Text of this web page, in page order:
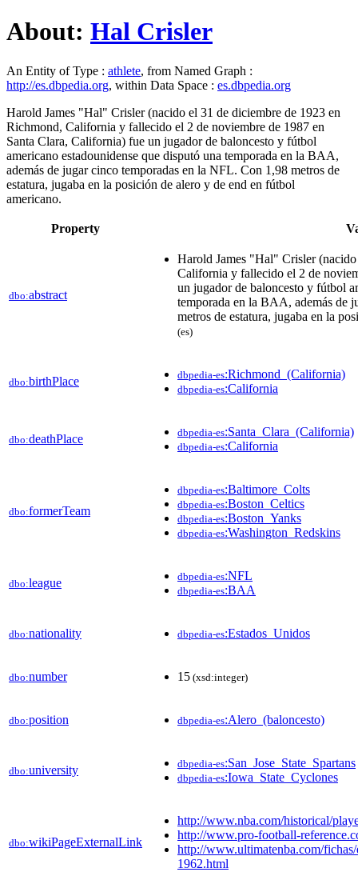
About: Hal Crisler
An Entity of Type : athlete, from Named Graph :
http://es.dbpedia.org, within Data Space : es.dbpedia.org
Harold James "Hal" Crisler (nacido el 31 de diciembre de 1923 en
Richmond, California y fallecido el 2 de noviembre de 1987 en
Santa Clara, California) fue un jugador de baloncesto y fútbol
americano estadounidense que disputó una temporada en la BAA,
además de jugar cinco temporadas en la NFL. Con 1,98 metros de
estatura, jugaba en la posición de alero y de end en fútbol
americano.
Property
dbo:abstract
Harold James "Hal" Crisler
California y fallecido el 2 de
un jugador de baloncesto y fútbol
temporada en la BAA, además de
metros de estatura, jugaba en la
(es)
dbo:birthPlace dbpedia-es:Richmond_(California)
dbpedia-es:California
dbo:deathPlace dbpedia-es:Santa_Clara_(California)
dbpedia-es:California
dbo:formerTeam
dbpedia-es:Baltimore_Colts
dbpedia-es:Boston_Celtics
dbpedia-es:Boston_Yanks
dbpedia-es:Washington_Redskins
dbo:league dbpedia-es:NFL
dbpedia-es:BAA
dbo:nationality dbpedia-es:Estados_Unidos
dbo:number 15 (xsd:integer)
dbo:position dbpedia-es:Alero_(baloncesto)
dbo:university dbpedia-es:San_Jose_State_Spartans
dbpedia-es:Iowa_State_Cyclones
dbo:wikiPageExternalLink
http://www.nba.com/historical/
http://www.pro-football-
http://www.ultimatenba.com/
1962.html